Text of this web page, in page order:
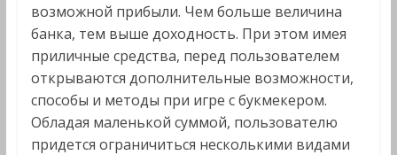
возможной прибыли. Чем больше величина
банка, тем выше доходность. При этом имея
приличные средства, перед пользователем
открываются дополнительные возможности,
способы и методы при игре с букмекером.
Обладая маленькой суммой, пользователю
придется ограничиться несколькими видами